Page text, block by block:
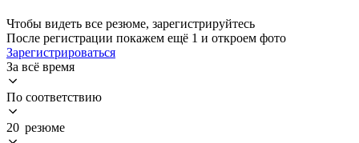
Чтобы видеть все резюме, зарегистрируйтесь
После регистрации покажем ещё 1 и откроем фото
Зарегистрироваться
За всё время
По соответствию
20 резюме